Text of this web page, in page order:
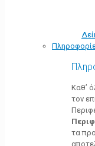
Καθ’
τον
τα